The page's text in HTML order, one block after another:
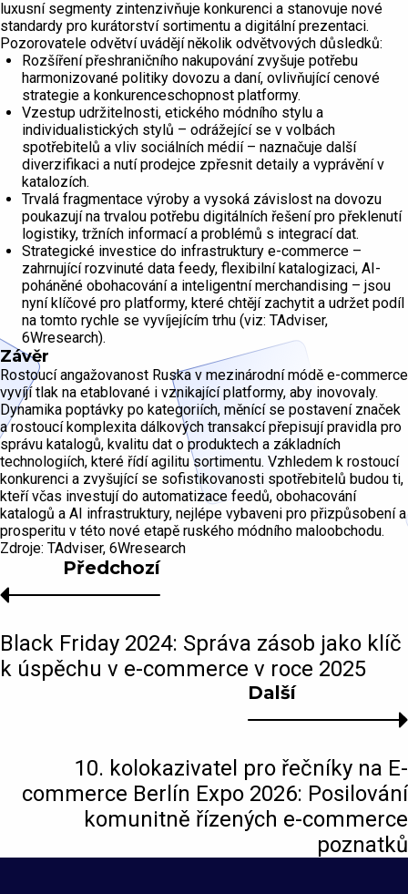
luxusní segmenty zintenzivňuje konkurenci a stanovuje nové
standardy pro kurátorství sortimentu a digitální prezentaci.
Pozorovatele odvětví uvádějí několik odvětvových důsledků:
Rozšíření přeshraničního nakupování zvyšuje potřebu
harmonizované politiky dovozu a daní, ovlivňující cenové
strategie a konkurenceschopnost platformy.
Vzestup udržitelnosti, etického módního stylu a
individualistických stylů – odrážející se v volbách
spotřebitelů a vliv sociálních médií – naznačuje další
diverzifikaci a nutí prodejce zpřesnit detaily a vyprávění v
katalozích.
Trvalá fragmentace výroby a vysoká závislost na dovozu
poukazují na trvalou potřebu digitálních řešení pro překlenutí
logistiky, tržních informací a problémů s integrací dat.
Strategické investice do infrastruktury e-commerce –
zahrnující rozvinuté data feedy, flexibilní katalogizaci, AI-
poháněné obohacování a inteligentní merchandising – jsou
nyní klíčové pro platformy, které chtějí zachytit a udržet podíl
na tomto rychle se vyvíjejícím trhu (viz: TAdviser,
6Wresearch).
Závěr
Rostoucí angažovanost Ruska v mezinárodní módě e-commerce
vyvíjí tlak na etablované i vznikající platformy, aby inovovaly.
Dynamika poptávky po kategoriích, měnící se postavení značek
a rostoucí komplexita dálkových transakcí přepisují pravidla pro
správu katalogů, kvalitu dat o produktech a základních
technologiích, které řídí agilitu sortimentu. Vzhledem k rostoucí
konkurenci a zvyšující se sofistikovanosti spotřebitelů budou ti,
kteří včas investují do automatizace feedů, obohacování
katalogů a AI infrastruktury, nejlépe vybaveni pro přizpůsobení a
prosperitu v této nové etapě ruského módního maloobchodu.
Zdroje: TAdviser, 6Wresearch
Další
10. kolokazivatel pro řečníky na E-
commerce Berlín Expo 2026: Posilování
komunitně řízených e-commerce
poznatků
Předchozí
Black Friday 2024: Správa zásob jako klíč
k úspěchu v e-commerce v roce 2025